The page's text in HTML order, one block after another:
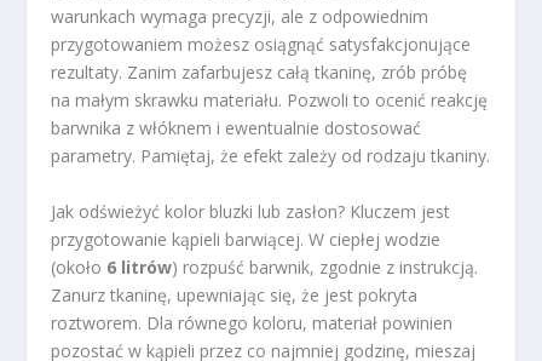
warunkach wymaga precyzji, ale z odpowiednim
przygotowaniem możesz osiągnąć satysfakcjonujące
rezultaty. Zanim zafarbujesz całą tkaninę, zrób próbę
na małym skrawku materiału. Pozwoli to ocenić reakcję
barwnika z włóknem i ewentualnie dostosować
parametry. Pamiętaj, że efekt zależy od rodzaju tkaniny.
Jak odświeżyć kolor bluzki lub zasłon? Kluczem jest
przygotowanie kąpieli barwiącej. W ciepłej wodzie
(około 6 litrów) rozpuść barwnik, zgodnie z instrukcją.
Zanurz tkaninę, upewniając się, że jest pokryta
roztworem. Dla równego koloru, materiał powinien
pozostać w kąpieli przez co najmniej godzinę, mieszaj